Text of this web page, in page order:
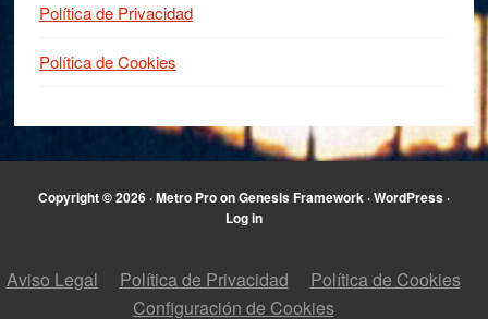
Política de Privacidad
Política de Cookies
Copyright © 2026 ·Metro ProonGenesis Framework ·WordPress ·
Log in
Aviso Legal Política de Privacidad
Política de Cookies
Configuración de Cookies